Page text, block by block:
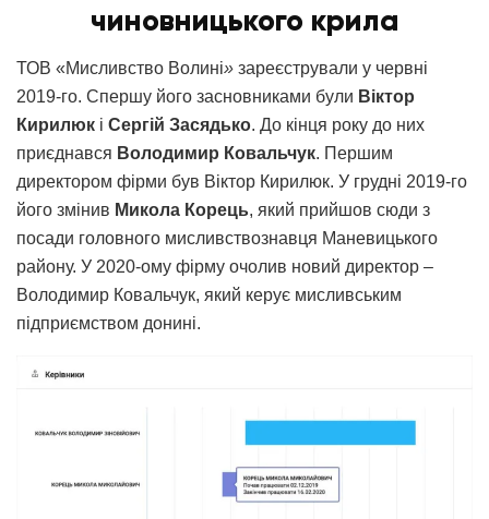
чиновницького крила
ТОВ «Мисливство Волині» зареєстрували у червні
2019-го. Спершу його засновниками були Віктор
Кирилюк і Сергій Засядько. До кінця року до них
приєднався Володимир Ковальчук. Першим
директором фірми був Віктор Кирилюк. У грудні 2019-го
його змінив Микола Корець, який прийшов сюди з
посади головного мисливствознавця Маневицького
району. У 2020-ому фірму очолив новий директор –
Володимир Ковальчук, який керує мисливським
підприємством донині.